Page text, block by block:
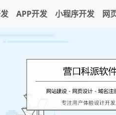
APP开发 小程序开发 网